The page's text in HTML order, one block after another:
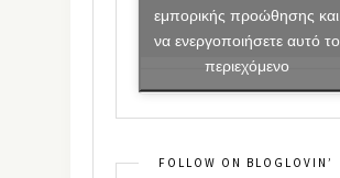
εμπορικής προώθησης και
να ενεργοποιήσετε αυτό το
περιεχόμενο
FOLLOW ON BLOGLOVIN’